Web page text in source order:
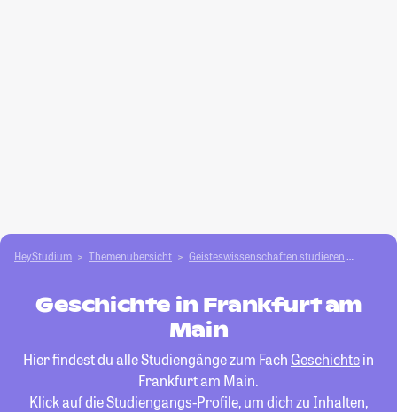
HeyStudium Themenübersicht Geisteswissenschaften studieren
Geschichte in Frankfurt am
Main
Hier findest du alle Studiengänge zum Fach Geschichtein
Frankfurt am Main.
Klick auf die Studiengangs-Profile, um dich zu Inhalten,